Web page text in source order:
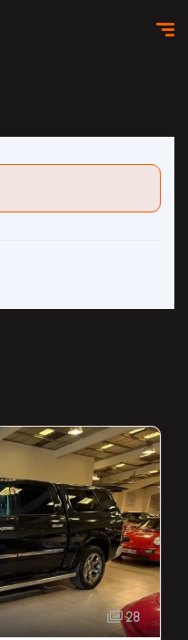
28